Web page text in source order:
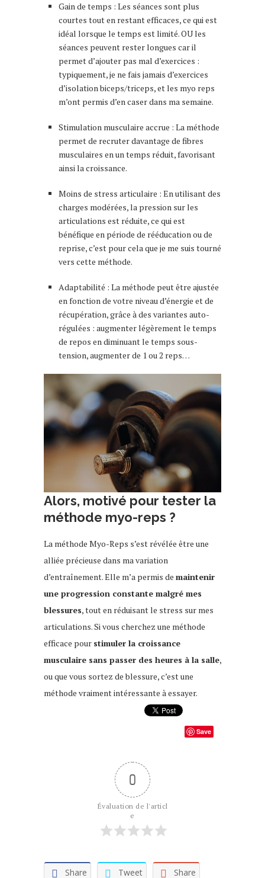
Gain de temps : Les séances sont plus
courtes tout en restant efficaces, ce qui est
idéal lorsque le temps est limité. OU les
séances peuvent rester longues car il
permet d’ajouter pas mal d’exercices :
typiquement, je ne fais jamais d’exercices
d’isolation biceps/triceps, et les myo reps
m’ont permis d’en caser dans ma semaine.
Stimulation musculaire accrue : La méthode
permet de recruter davantage de fibres
musculaires en un temps réduit, favorisant
ainsi la croissance.
Moins de stress articulaire : En utilisant des
charges modérées, la pression sur les
articulations est réduite, ce qui est
bénéfique en période de rééducation ou de
reprise, c’est pour cela que je me suis tourné
vers cette méthode.
Adaptabilité : La méthode peut être ajustée
en fonction de votre niveau d’énergie et de
récupération, grâce à des variantes auto-
régulées : augmenter légèrement le temps
de repos en diminuant le temps sous-
tension, augmenter de 1 ou 2 reps…
Alors, motivé pour tester la
méthode myo-reps ?
La méthode Myo-Reps s’est révélée être une
alliée précieuse dans ma variation
d’entraînement. Elle m’a permis de maintenir
une progression constante malgré mes
blessures, tout en réduisant le stress sur mes
articulations. Si vous cherchez une méthode
efficace pour stimuler la croissance
musculaire sans passer des heures à la salle,
ou que vous sortez de blessure, c’est une
méthode vraiment intéressante à essayer.
Save
0
Évaluation de l'articl
e
Share Tweet Share